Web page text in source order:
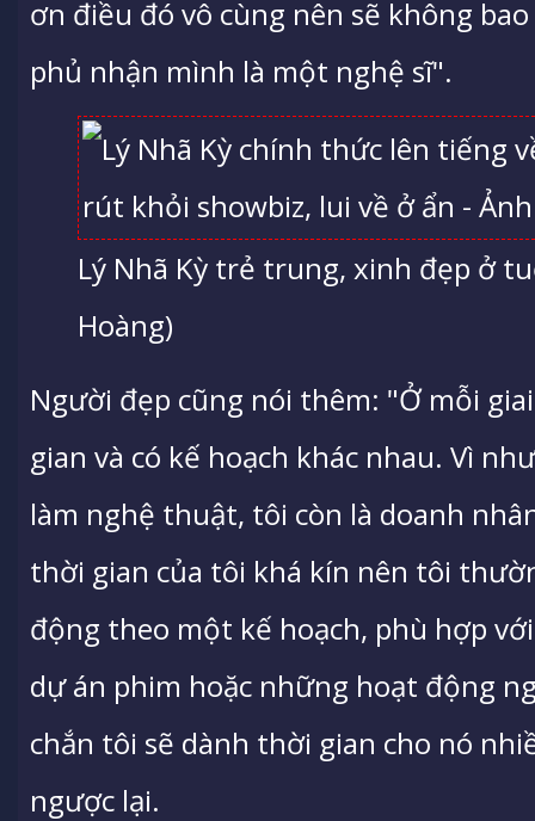
ơn điều đó vô cùng nên sẽ không
phủ nhận mình là một nghệ sĩ".
Lý Nhã Kỳ trẻ trung, xinh đẹp ở
Hoàng)
Người đẹp cũng nói thêm: "Ở mỗi
gian và có kế hoạch khác nhau. Vì
làm nghệ thuật, tôi còn là doanh
thời gian của tôi khá kín nên tôi
động theo một kế hoạch, phù hợp
dự án phim hoặc những hoạt động
chắn tôi sẽ dành thời gian cho nó
ngược lại.